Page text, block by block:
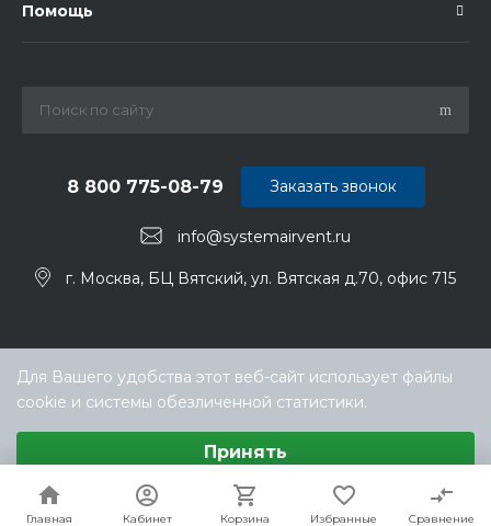
Главная Кабинет Корзина Избранные Сравнение
Главная Кабинет Корзина Избранные Сравнение
Помощь
info@systemairvent.ru
8 800 775-08-79
г. Москва, БЦ Вятский, ул. Вятская д.70, офис 715
Заказать звонок
© ООО «ТЕХНОКЛИМАТ ИНЖИНИРИНГ», официальный
дилер Systemair (Системэйр) в РФ
Для Вашего удобства этот веб-сайт использует файлы
cookie и системы обезличенной статистики.
Аналитические/Функциональные
Принять
Настроить